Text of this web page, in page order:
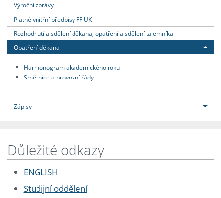
Výroční zprávy
Platné vnitřní předpisy FF UK
Rozhodnutí a sdělení děkana, opatření a sdělení tajemníka
Opatření děkana
Harmonogram akademického roku
Směrnice a provozní řády
Zápisy
Důležité odkazy
ENGLISH
Studijní oddělení